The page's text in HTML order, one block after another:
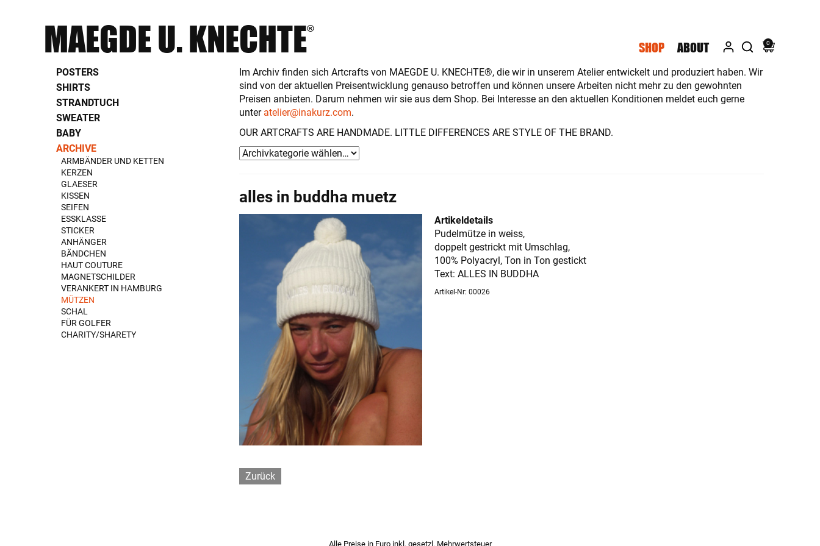
MAEGDE U. KNECHTE®
SHOP ABOUT 0
Im Archiv finden sich Artcrafts von MAEGDE U. KNECHTE®, die wir in unserem Atelier entwickelt und produziert haben. Wir
sind von der aktuellen Preisentwicklung genauso betroffen und können unsere Arbeiten nicht mehr zu den gewohnten
Preisen anbieten. Darum nehmen wir sie aus dem Shop. Bei Interesse an den aktuellen Konditionen meldet euch gerne
unter atelier@inakurz.com.
OUR ARTCRAFTS ARE HANDMADE. LITTLE DIFFERENCES ARE STYLE OF THE BRAND.
alles in buddha muetz
Artikeldetails
Pudelmütze in weiss,
doppelt gestrickt mit Umschlag,
100% Polyacryl, Ton in Ton gestickt
Text: ALLES IN BUDDHA
Artikel-Nr: 00026
Zurück
POSTERS
SHIRTS
STRANDTUCH
SWEATER
BABY
ARCHIVE
ARMBÄNDER UND KETTEN
KERZEN
GLAESER
KISSEN
SEIFEN
ESSKLASSE
STICKER
ANHÄNGER
BÄNDCHEN
HAUT COUTURE
MAGNETSCHILDER
VERANKERT IN HAMBURG
MÜTZEN
SCHAL
FÜR GOLFER
CHARITY/SHARETY
Alle Preise in Euro inkl. gesetzl. Mehrwertsteuer